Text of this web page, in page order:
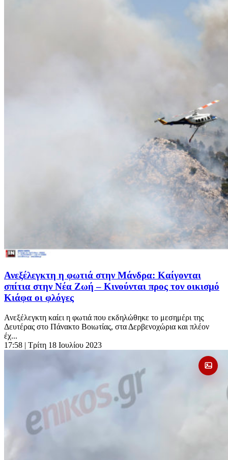
Ανεξέλεγκτη η φωτιά στην Μάνδρα: Καίγονται
σπίτια στην Νέα Ζωή – Κινούνται προς τον οικισμό
Κιάφα οι φλόγες
Ανεξέλεγκτη καίει η φωτιά που εκδηλώθηκε το μεσημέρι της
Δευτέρας στο Πάνακτο Βοιωτίας, στα Δερβενοχώρια και πλέον
έχ...
17:58 | Τρίτη 18 Ιουλίου 2023